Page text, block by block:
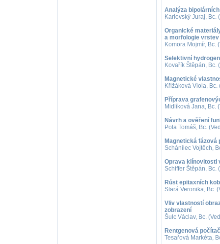
Analýza
Karlovský Juraj, Bc.
Organické
a morfologie vrstev
Komora Mojmír, Bc.
Selektivní
Kovařík Štěpán, Bc.
Magnetické
Křižáková Viola,
Příprava
Midlíková Jana, Bc.
Návrh a ověření
Pola Tomáš, Bc.
Magnetická
Schánilec Vojtěch,
Oprava klínovitosti
Schiffer Štěpán, Bc.
Růst epitaxních
Stará Veronika, Bc.
Vliv vlastností
zobrazení
Šulc Václav, Bc.
Rentgenová
Tesařová Markéta,